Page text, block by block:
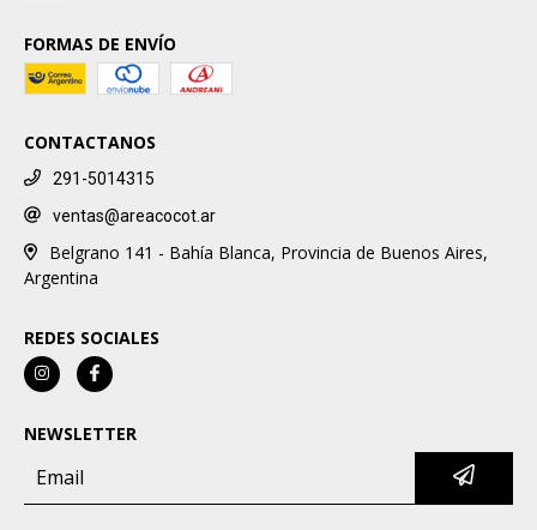
FORMAS DE ENVÍO
CONTACTANOS
291-5014315
ventas@areacocot.ar
Belgrano 141 - Bahía Blanca, Provincia de Buenos Aires,
Argentina
REDES SOCIALES
NEWSLETTER